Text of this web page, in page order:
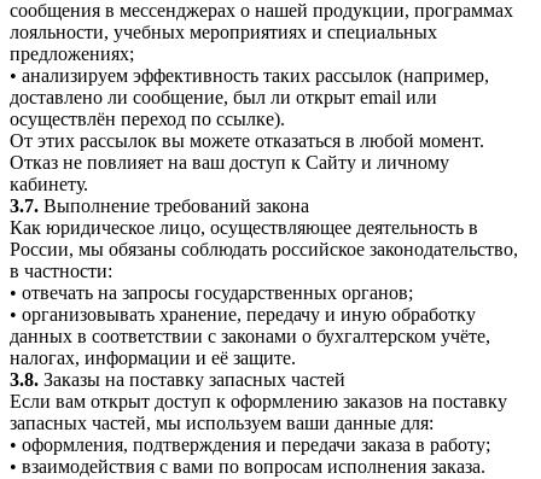
сообщения в мессенджерах о нашей продукции, программах
лояльности, учебных мероприятиях и специальных
предложениях;
• анализируем эффективность таких рассылок (например,
доставлено ли сообщение, был ли открыт email или
осуществлён переход по ссылке).
От этих рассылок вы можете отказаться в любой момент.
Отказ не повлияет на ваш доступ к Сайту и личному
кабинету.
3.7. Выполнение требований закона
Как юридическое лицо, осуществляющее деятельность в
России, мы обязаны соблюдать российское законодательство,
в частности:
• отвечать на запросы государственных органов;
• организовывать хранение, передачу и иную обработку
данных в соответствии с законами о бухгалтерском учёте,
налогах, информации и её защите.
3.8. Заказы на поставку запасных частей
Если вам открыт доступ к оформлению заказов на поставку
запасных частей, мы используем ваши данные для:
• оформления, подтверждения и передачи заказа в работу;
• взаимодействия с вами по вопросам исполнения заказа.